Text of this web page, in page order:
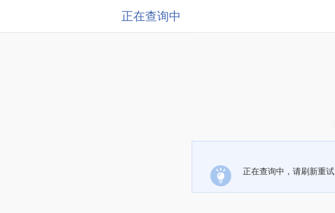
正在查询中
正在查询中，请刷新重试